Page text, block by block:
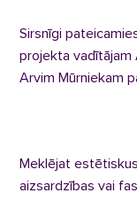
Sirsnīgi
projekta vadītājam
Arvim Mūrniekam
Meklējat
aizsardzības vai